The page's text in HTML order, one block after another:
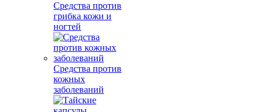
Средства против
грибка кожи и
ногтей
Средства против
кожных
заболеваний